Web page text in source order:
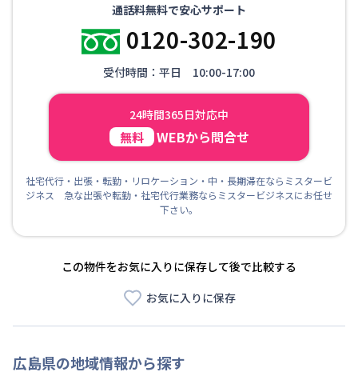
通話料無料で安心サポート
0120-302-190
受付時間：平日 10:00-17:00
24時間365日対応中
無料 WEBから問合せ
社宅代行・出張・転勤・リロケーション・中・長期滞在ならミスタービ
ジネス 急な出張や転勤・社宅代行業務ならミスタービジネスにお任せ
下さい。
この物件をお気に入りに保存して後で比較する
お気に入りに保存
広島県の地域情報から探す